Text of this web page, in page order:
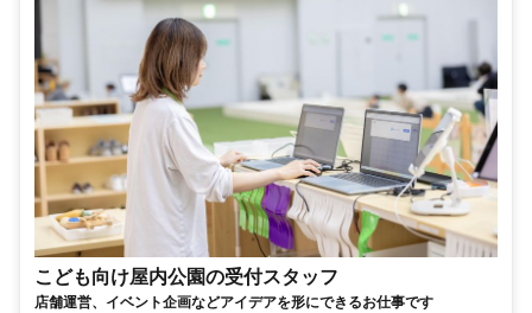
こども向け屋内公園の受付スタッフ
店舗運営、イベント企画などアイデアを形にできるお仕事です